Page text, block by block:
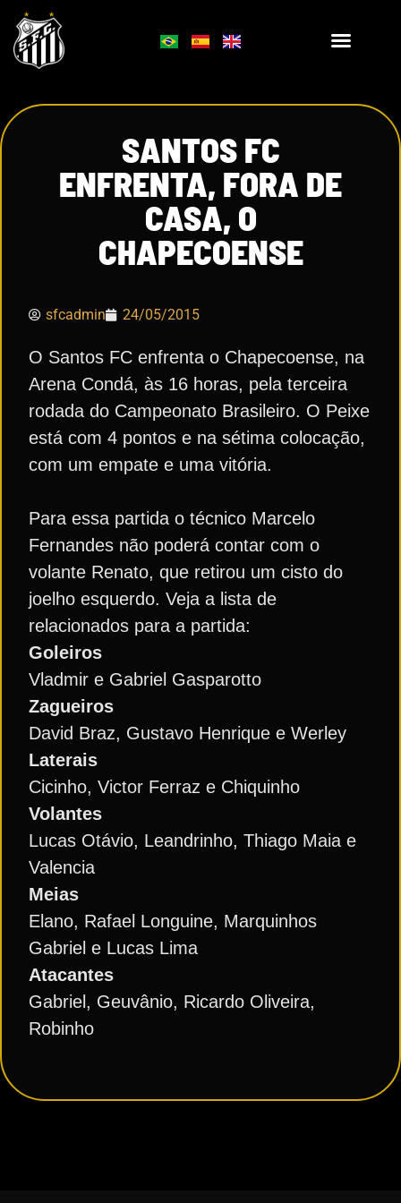
SANTOS FC
ENFRENTA, FORA DE
CASA, O
CHAPECOENSE
sfcadmin 24/05/2015
O Santos FC enfrenta o Chapecoense, na
Arena Condá, às 16 horas, pela terceira
rodada do Campeonato Brasileiro. O Peixe
está com 4 pontos e na sétima colocação,
com um empate e uma vitória.
Para essa partida o técnico Marcelo
Fernandes não poderá contar com o
volante Renato, que retirou um cisto do
joelho esquerdo. Veja a lista de
relacionados para a partida:
Goleiros
Vladmir e Gabriel Gasparotto
Zagueiros
David Braz, Gustavo Henrique e Werley
Laterais
Cicinho, Victor Ferraz e Chiquinho
Volantes
Lucas Otávio, Leandrinho, Thiago Maia e
Valencia
Meias
Elano, Rafael Longuine, Marquinhos
Gabriel e Lucas Lima
Atacantes
Gabriel, Geuvânio, Ricardo Oliveira,
Robinho